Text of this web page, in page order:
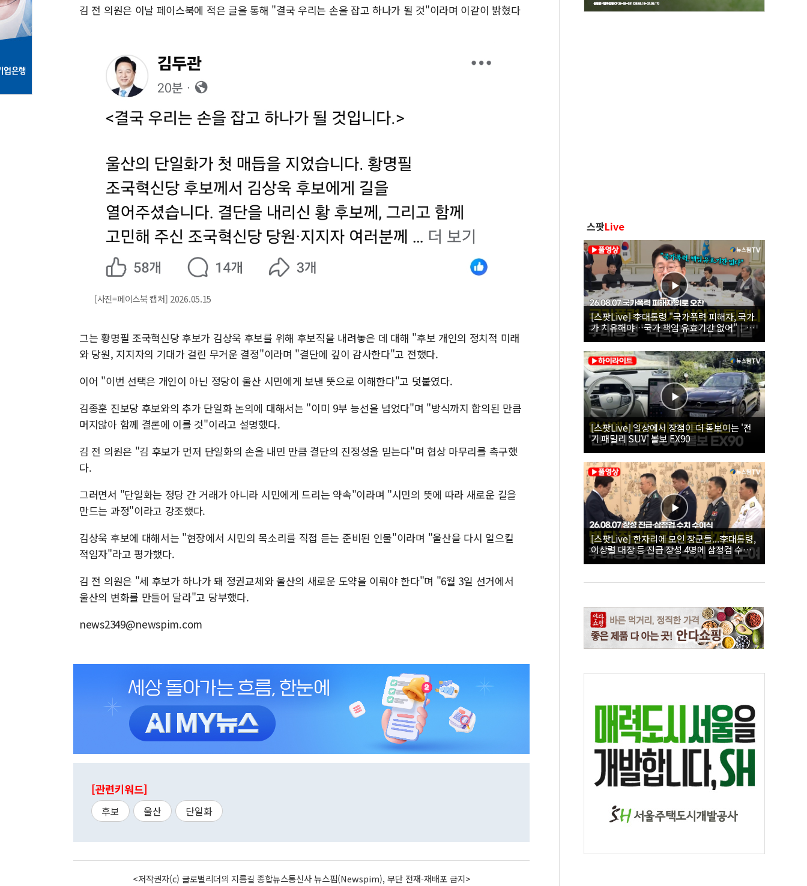
김 전 의원은 이날 페이스북에 적은 글을 통해 "결국 우리는 손을 잡고 하나가 될 것"이라며 이같이 밝혔다
[사진=페이스북 캡처] 2026.05.15
그는 황명필 조국혁신당 후보가 김상욱 후보를 위해 후보직을 내려놓은 데 대해 "후보 개인의 정치적 미래
와 당원, 지지자의 기대가 걸린 무거운 결정"이라며 "결단에 깊이 감사한다"고 전했다.
이어 "이번 선택은 개인이 아닌 정당이 울산 시민에게 보낸 뜻으로 이해한다"고 덧붙였다.
김종훈 진보당 후보와의 추가 단일화 논의에 대해서는 "이미 9부 능선을 넘었다"며 "방식까지 합의된 만큼
머지않아 함께 결론에 이를 것"이라고 설명했다.
김 전 의원은 "김 후보가 먼저 단일화의 손을 내민 만큼 결단의 진정성을 믿는다"며 협상 마무리를 촉구했
다.
그러면서 "단일화는 정당 간 거래가 아니라 시민에게 드리는 약속"이라며 "시민의 뜻에 따라 새로운 길을
만드는 과정"이라고 강조했다.
김상욱 후보에 대해서는 "현장에서 시민의 목소리를 직접 듣는 준비된 인물"이라며 "울산을 다시 일으킬
적임자"라고 평가했다.
김 전 의원은 "세 후보가 하나가 돼 정권교체와 울산의 새로운 도약을 이뤄야 한다"며 "6월 3일 선거에서
울산의 변화를 만들어 달라"고 당부했다.
news2349@newspim.com
[관련키워드]
후보 울산 단일화
<저작권자(c) 글로벌리더의 지름길 종합뉴스통신사 뉴스핌(Newspim), 무단 전재-재배포 금지>
스팟Live
[스팟Live] 李대통령 "국가폭력 피해자, 국가
가 치유해야…국가 책임 유효기간 없어"｜
26.08.07 국가폭력 피해자 위로 오찬
[스팟Live] 일상에서 장점이 더 돋보이는 '전
기 패밀리 SUV' 볼보 EX90
[스팟Live] 한자리에 모인 장군들...李대통령,
이상렬 대장 등 진급 장성 4명에 삼정검 수치
직접 수여｜26.08.07 장성 진급·삼정검 수치